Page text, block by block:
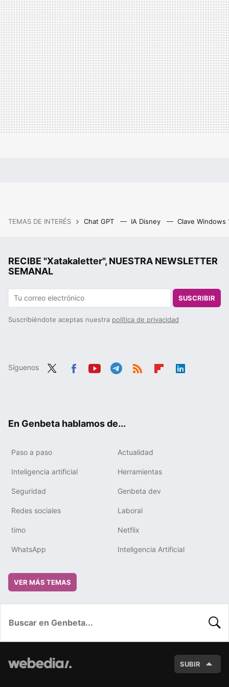
TEMAS DE INTERÉS Chat GPT IA Disney Clave Windows
RECIBE "Xatakaletter", NUESTRA NEWSLETTER
SEMANAL
SUSCRIBIR
Suscribiéndote aceptas nuestra política de privacidad
Síguenos
En Genbeta hablamos de...
Paso a paso Actualidad
Inteligencia artificial Herramientas
Seguridad Genbeta dev
Redes sociales Laboral
timo Netflix
WhatsApp Inteligencia Artificial
VER MÁS TEMAS
SUBIR